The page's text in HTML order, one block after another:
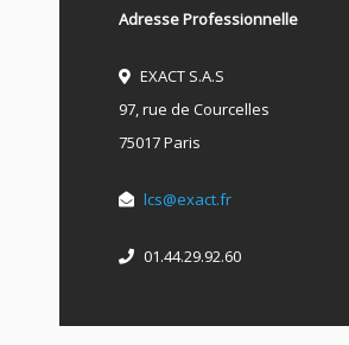
Adresse Professionnelle
EXACT S.A.S
97, rue de Courcelles
75017 Paris
lcs@exact.fr
01.44.29.92.60